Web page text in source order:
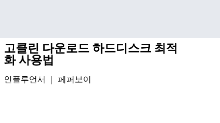
고클린 다운로드 하드디스크 최적
화 사용법
인플루언서 ｜ 페퍼보이